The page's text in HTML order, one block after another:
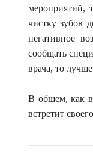
мероприятий,
чистку зубов
негативное
сообщать
врача, то
В общем, как
встретит